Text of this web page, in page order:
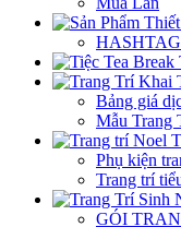
Bảng giá
Mẫu Trang
Phụ kiện
Trang trí
GÓI